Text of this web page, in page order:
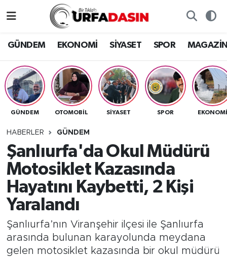
GÜNDEM EKONOMİ SİYASET SPOR
GÜNDEM OTOMOBİL SİYASET SPOR EKONOMİ
HABERLER GÜNDEM
Şanlıurfa'da Okul Müdürü
Motosiklet Kazasında
Hayatını Kaybetti, 2 Kişi
Yaralandı
Şanlıurfa’nın Viranşehir ilçesi ile Şanlıurfa
arasında bulunan karayolunda meydana
gelen motosiklet kazasında bir okul müdürü
EKONOMİ
SİYASET
SPOR
SAĞLIK
TEKNOLOJİ
OTOMOBİL
Gizlilik ve Güvenlik Politikası
İletişim
Nöbetçi Eczaneler
Hava Durumu
Namaz Vakitleri
Trafik Durumu
Tüm Manşetler
Son Dakika Haberleri
Haber Arşivi